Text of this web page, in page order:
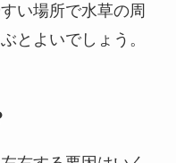
い場所で水草の周
とよいでしょう。